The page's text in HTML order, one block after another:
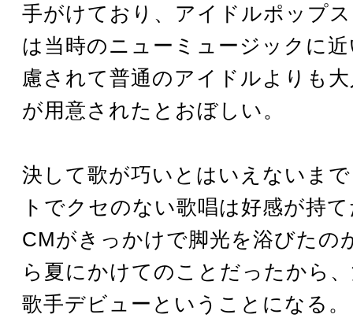
手がけており、アイドルポップ
は当時のニューミュージックに
慮されて普通のアイドルよりも
が用意されたとおぼしい。
決して歌が巧いとはいえないま
トでクセのない歌唱は好感が持
CMがきっかけで脚光を浴びたの
ら夏にかけてのことだったから
歌手デビューということになる。